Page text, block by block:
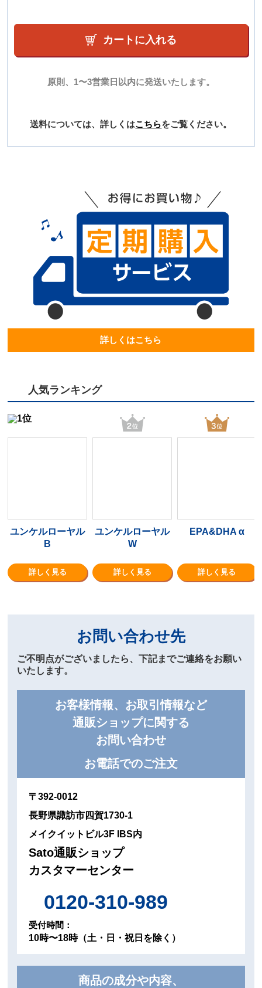
カートに入れる
原則、1〜3営業日以内に発送いたします。
送料については、詳しくはこちらをご覧ください。
詳しくはこちら
人気ランキング
ユンケルローヤル
B
詳しく見る
ユンケルローヤル
W
詳しく見る
EPA&DHA α
詳しく見る
お問い合わせ先
ご不明点がございましたら、下記までご連絡をお願い
いたします。
お客様情報、お取引情報など
通販ショップに関する
お問い合わせ
お電話でのご注文
〒392-0012
長野県諏訪市四賀1730-1
メイクイットビル3F IBS内
Sato通販ショップ
カスタマーセンター
0120-310-989
受付時間：
10時〜18時（土・日・祝日を除く）
商品の成分や内容、